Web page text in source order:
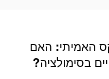
האמיתי: האם
בסימולציה?